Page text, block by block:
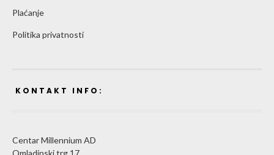
Plaćanje
Politika privatnosti
KONTAKT INFO:
Centar Millennium AD